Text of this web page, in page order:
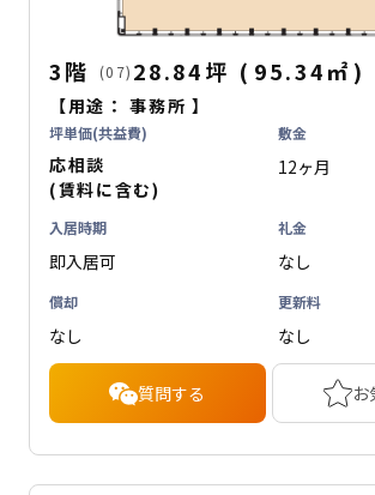
3階 (07) 28.84坪 ( 95.34㎡ )
【用途：事務所 】
坪単価(共益費)
応相談
(賃料に含む)
敷金
12ヶ月
入居時期
即入居可
礼金
なし
償却
なし
更新料
なし
質問する お